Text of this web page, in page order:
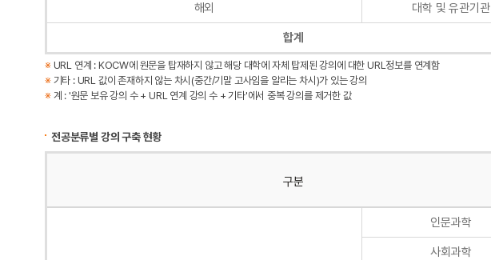
해외 대학 및 유관기관
합계
※ URL 연계 : KOCW에 원문을 탑재하지 않고 해당 대학에 자체 탑제된 강의에 대한 URL정보를 연계함
※ 기타 : URL 값이 존재하지 않는 차시(중간/기말 고사임을 알리는 차시)가 있는 강의
※ 계 : '원문 보유 강의 수 + URL 연계 강의 수 + 기타'에서 중복 강의를 제거한 값
전공분류별 강의 구축 현황
구분
인문과학
사회과학